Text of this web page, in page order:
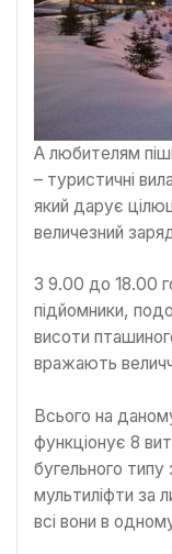
А любителям
– туристичні
який дарує
величезний
З 9.00 до 18.00
підйомники,
висоти
вражають
Всього на
функціонує 8
бугельного
мультиліфти за
всі вони в